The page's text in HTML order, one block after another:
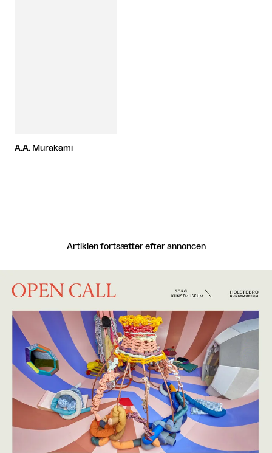
A.A. Murakami
Artiklen fortsætter efter annoncen